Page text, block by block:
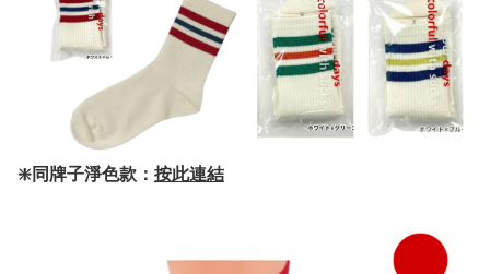
❇️同牌子淨色款： 按此連結